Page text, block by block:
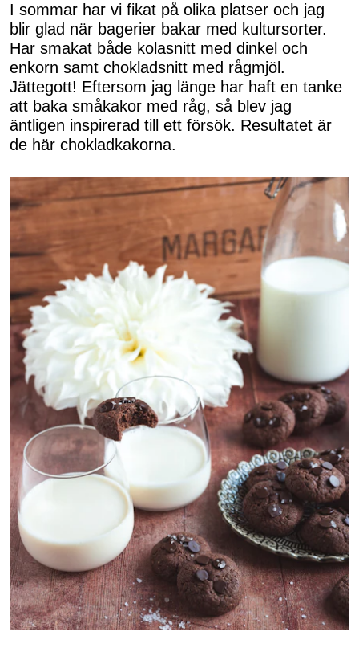
I sommar har vi fikat på olika platser och jag
blir glad när bagerier bakar med kultursorter.
Har smakat både kolasnitt med dinkel och
enkorn samt chokladsnitt med rågmjöl.
Jättegott! Eftersom jag länge har haft en tanke
att baka småkakor med råg, så blev jag
äntligen inspirerad till ett försök. Resultatet är
de här chokladkakorna.